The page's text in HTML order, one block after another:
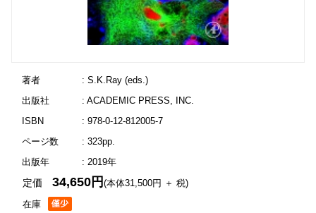
著者
: S.K.Ray (eds.)
出版社
: ACADEMIC PRESS, INC.
ISBN
: 978-0-12-812005-7
ページ数
: 323pp.
出版年
: 2019年
在庫
定価34,650円(本体31,500円 ＋ 税)